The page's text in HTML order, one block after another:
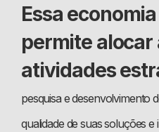
Essa
permite alocar
atividades
pesquisa e desenvolvimento
qualidade de suas soluções